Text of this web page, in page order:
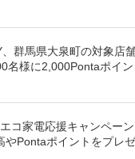
、群馬県大泉町の対象店
名様に2,000Pontaポイン
コ家電応援キャンペー
やPontaポイントをプレ